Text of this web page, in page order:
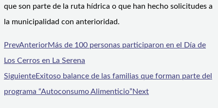
que son parte de la ruta hídrica o que han hecho solicitudes a
la municipalidad con anterioridad.
PrevAnteriorMás de 100 personas participaron en el Día de
Los Cerros en La Serena
SiguienteExitoso balance de las familias que forman parte del
programa “Autoconsumo Alimenticio”Next